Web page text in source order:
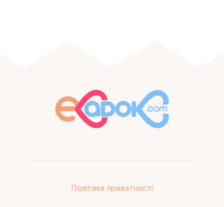
Політика приватності